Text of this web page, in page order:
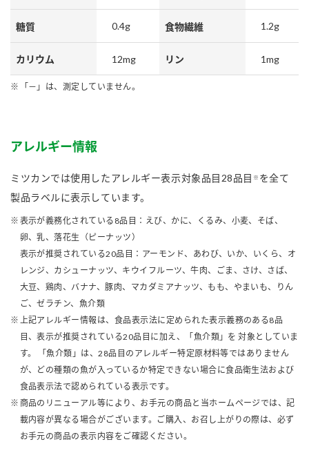
業務用サイト ミツカングループについて 製造所固有記号一覧
糖質 0.4g 食物繊維 1.2g
カリウム 12mg リン 1mg
「－」は、測定していません。
アレルギー情報
ミツカンでは使用したアレルギー表示対象品目28品目 ※ を全て
製品ラベルに表示しています。
表示が義務化されている8品目：えび、かに、くるみ、小麦、そば、
卵、乳、落花生（ピーナッツ）
表示が推奨されている20品目：アーモンド、あわび、いか、いくら、オ
レンジ、カシューナッツ、キウイフルーツ、牛肉、ごま、さけ、さば、
大豆、鶏肉、バナナ、豚肉、マカダミアナッツ、もも、やまいも、りん
ご、ゼラチン、魚介類
上記アレルギー情報は、食品表示法に定められた表示義務のある8品
目、表示が推奨されている20品目に加え、「魚介類」を 対象としていま
す。 「魚介類」は、28品目のアレルギー特定原材料等ではありません
が、どの種類の魚が入っているか特定できない場合に食品衛生法および
食品表示法で認められている表示です。
商品のリニューアル等により、お手元の商品と当ホームページでは、記
載内容が異なる場合がございます。ご購入、お召し上がりの際は、必ず
お手元の商品の表示内容をご確認ください。